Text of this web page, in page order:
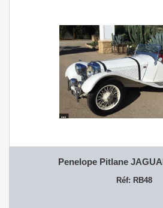
Penelope Pitlane
Réf: RB48